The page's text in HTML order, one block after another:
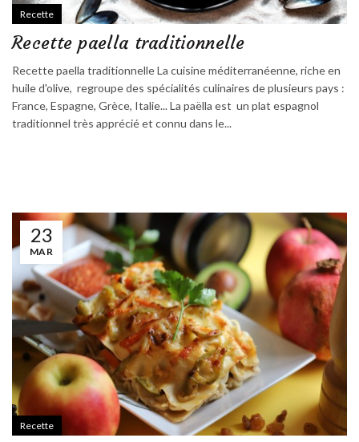
Recette
Recette paella traditionnelle
Recette paella traditionnelle La cuisine méditerranéenne, riche en
huile d'olive, regroupe des spécialités culinaires de plusieurs pays :
France, Espagne, Grèce, Italie... La paëlla est un plat espagnol
traditionnel très apprécié et connu dans le...
23
MAR
Recette